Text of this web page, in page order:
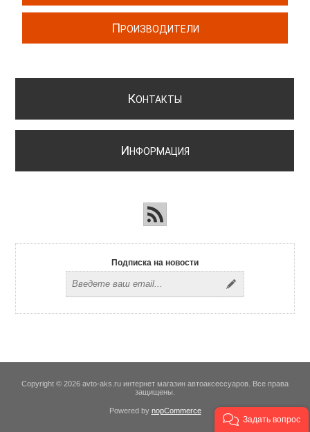
ПРОИЗВОДИТЕЛИ
КОНТАКТЫ
ИНФОРМАЦИЯ
Подписка на новости
Copyright © 2026 avto-aks.ru интернет магазин автоаксессуаров. Все права
защищены.
Powered by nopCommerce
Задать вопрос